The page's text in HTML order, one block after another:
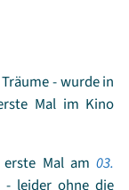
- wurde in
Mal im Kino
erste Mal am03.